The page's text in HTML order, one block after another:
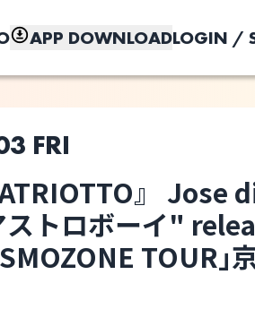
APP DOWNLOADLOGIN /
MELTME(duo) エダワカレ
FRI
』 Jose
トロボーイ"
TOUR｣
た